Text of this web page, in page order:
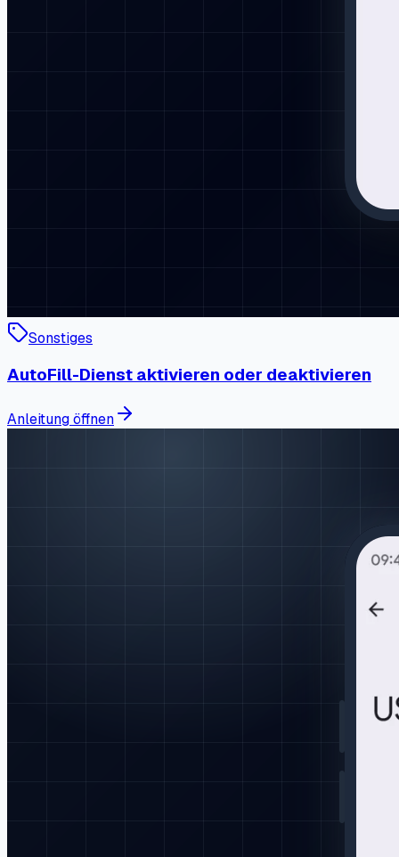
Sonstiges
AutoFill-Dienst aktivieren oder deaktivieren
Anleitung öffnen